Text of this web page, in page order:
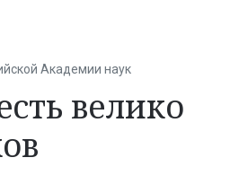
Академии наук
велико